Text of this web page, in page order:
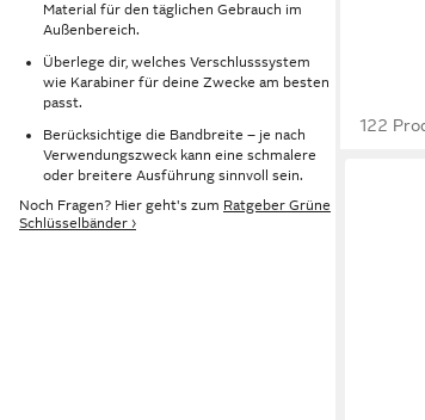
Material für den täglichen Gebrauch im
Außenbereich.
Überlege dir, welches Verschlusssystem
wie Karabiner für deine Zwecke am besten
passt.
Berücksichtige die Bandbreite – je nach
Verwendungszweck kann eine schmalere
oder breitere Ausführung sinnvoll sein.
Noch Fragen? Hier geht's zum Ratgeber Grüne
Schlüsselbänder ›
122